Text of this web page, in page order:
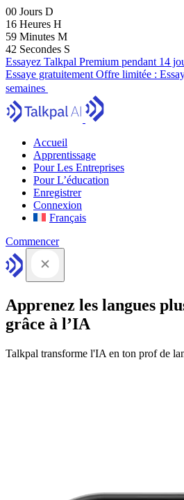
00 Jours D
16 Heures H
59 Minutes M
41 Secondes S
Essayez Talkpal Premium pendant 14
Essaye gratuitement Offre limitée :
semaines
Accueil
Apprentissage
Pour Les Entreprises
Pour L’éducation
Enregistrer
Connexion
Français
Commencer
Apprenez les langues
grâce à l’IA
Talkpal transforme l'IA en ton prof de